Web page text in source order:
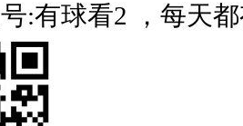
:有球看2 ，每天